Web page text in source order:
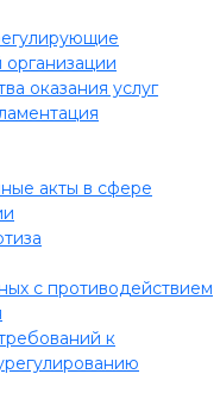
оказания услуг
акты в сфере
с противодействием
к